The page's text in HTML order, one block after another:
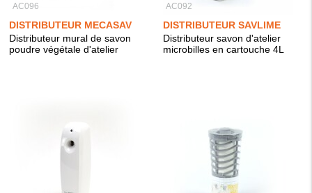
AC096
DISTRIBUTEUR MECASAV
Distributeur mural de savon
poudre végétale d'atelier
AC092
DISTRIBUTEUR SAVLIME
Distributeur savon d'atelier
microbilles en cartouche 4L